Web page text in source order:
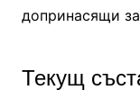
допринасящи
Текущ